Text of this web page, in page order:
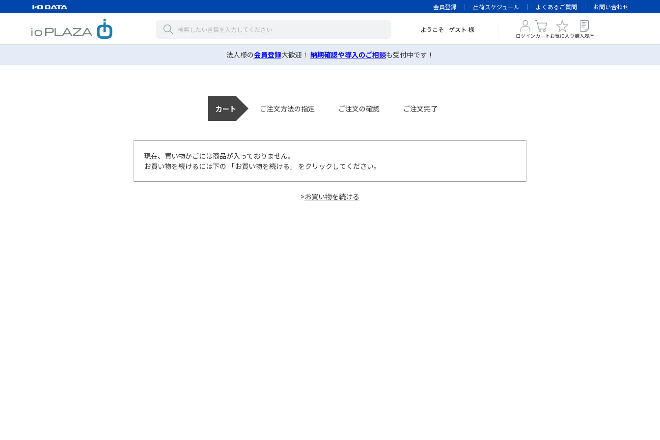
会員登録 出荷スケジュール よくあるご質問 お問い合わせ
ようこそ ゲスト 様
ログインカートお気に入り 購入履歴
法人様の会員登録大歓迎！ 納期確認や導入のご相談も受付中です！
カート ご注文方法の指定 ご注文の確認 ご注文完了
現在、買い物かごには商品が入っておりません。
お買い物を続けるには下の 「お買い物を続ける」 をクリックしてください。
>